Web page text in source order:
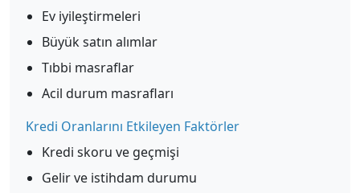
Ev iyileştirmeleri
Büyük satın alımlar
Tıbbi masraflar
Acil durum masrafları
Kredi Oranlarını Etkileyen Faktörler
Kredi skoru ve geçmişi
Gelir ve istihdam durumu